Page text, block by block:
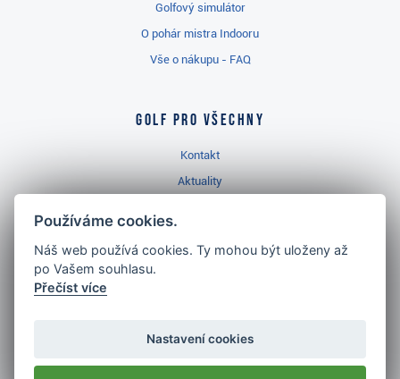
Golfový simulátor
O pohár mistra Indooru
Vše o nákupu - FAQ
Golf pro všechny
Kontakt
Aktuality
Golfový slovník
Nejlépe hodnocený
Používáme cookies.
Náš web používá cookies. Ty mohou být uloženy až
po Vašem souhlasu.
Přečíst více
Nastavení cookies